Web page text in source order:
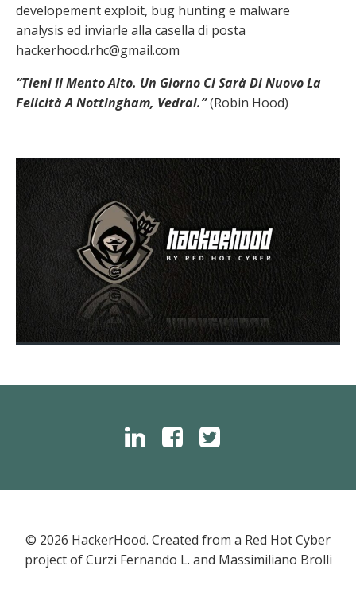
developement exploit, bug hunting e malware
analysis ed inviarle alla casella di posta
hackerhood.rhc@gmail.com
“Tieni Il Mento Alto. Un Giorno Ci Sarà Di Nuovo La
Felicità A Nottingham, Vedrai.”(Robin Hood)
© 2026 HackerHood. Created from a Red Hot Cyber
project of ​​Curzi Fernando L. and Massimiliano Brolli